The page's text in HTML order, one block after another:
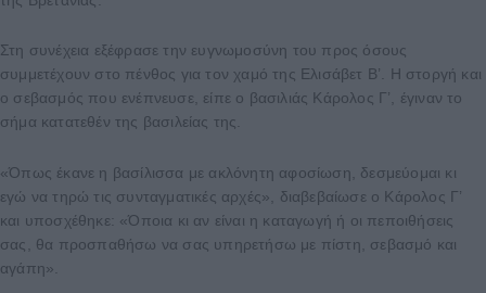
Στη συνέχεια εξέφρασε την ευγνωμοσύνη του προς όσους
συμμετέχουν στο πένθος για τον χαμό της Ελισάβετ Β’. Η στοργή και
ο σεβασμός που ενέπνευσε, είπε ο βασιλιάς Κάρολος Γ’, έγιναν το
σήμα κατατεθέν της βασιλείας της.
«Όπως έκανε η βασίλισσα με ακλόνητη αφοσίωση, δεσμεύομαι κι
εγώ να τηρώ τις συνταγματικές αρχές», διαβεβαίωσε ο Κάρολος Γ’
και υποσχέθηκε: «Όποια κι αν είναι η καταγωγή ή οι πεποιθήσεις
σας, θα προσπαθήσω να σας υπηρετήσω με πίστη, σεβασμό και
αγάπη».